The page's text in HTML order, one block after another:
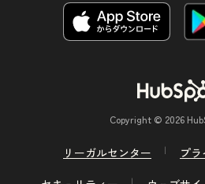
Copyright © 2026
リーガルセンター
プ